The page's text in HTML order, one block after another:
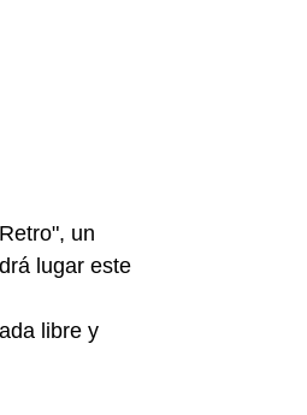
un
lugar este
libre y